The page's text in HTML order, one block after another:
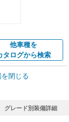
他車種を
タログから検索
車買取相場
閉じる
グレード別装備詳細